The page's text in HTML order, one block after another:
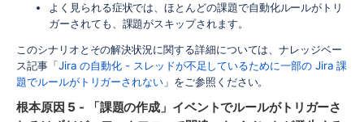
よく見られる症状では、ほとんどの課題で自動化ルールがトリ
ガーされても、課題がスキップされます。
このシナリオとその解決状況に関する詳細については、ナレッジベー
ス記事「Jira の自動化 - スレッドが不足しているために一部の Jira 課
題でルールがトリガーされない 」をご参照ください。
根本原因 5 - 「課題の作成」イベントでルールがトリガーさ